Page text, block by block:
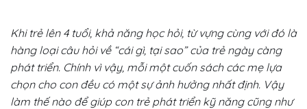
Khi trẻ lên 4 tuổi, khả năng học hỏi, từ vựng cùng với đó là
hàng loại câu hỏi về “cái gì, tại sao” của trẻ ngày càng
phát triển. Chính vì vậy, mỗi một cuốn sách các mẹ lựa
chọn cho con đều có một sự ảnh hưởng nhất định. Vậy
làm thế nào để giúp con trẻ phát triển kỹ năng cũng như